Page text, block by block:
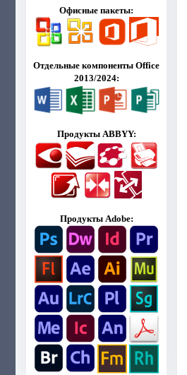
Офисные пакеты:
Отдельные компоненты Office
2013/2024:
Продукты ABBYY:
Продукты Adobe: